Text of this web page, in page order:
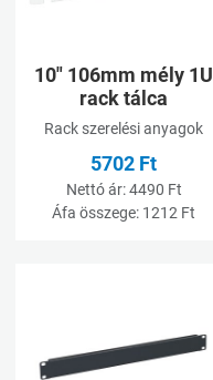
10" 106mm mély 1U
rack tálca
Rack szerelési anyagok
5702 Ft
Nettó ár:4490 Ft
Áfa összege: 1212 Ft